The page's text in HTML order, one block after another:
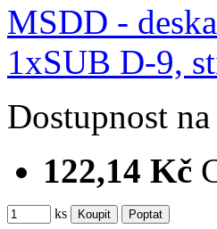
Dostupnost
122,14 Kč
ks